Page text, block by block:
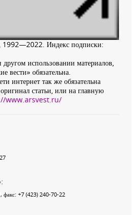
1992—2022. Индекс подписки:
использовании материалов,
вести» обязательна.
интернет так же обязательна
статьи, или на главную
www.arsvest.ru/
, факс: +7 (423) 240-70-22